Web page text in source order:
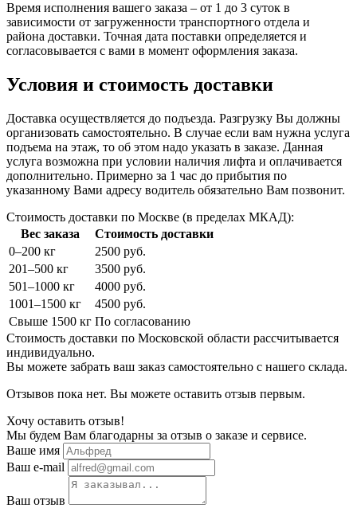
Время исполнения вашего заказа – от 1 до 3 суток в
зависимости от загруженности транспортного отдела и
района доставки. Точная дата поставки определяется и
согласовывается с вами в момент оформления заказа.
Условия и стоимость доставки
Доставка осуществляется до подъезда. Разгрузку Вы должны
организовать самостоятельно. В случае если вам нужна услуга
подъема на этаж, то об этом надо указать в заказе. Данная
услуга возможна при условии наличия лифта и оплачивается
дополнительно. Примерно за 1 час до прибытия по
указанному Вами адресу водитель обязательно Вам позвонит.
Стоимость доставки по Москве (в пределах МКАД):
Вес заказа
Стоимость доставки
0–200 кг
2500 руб.
201–500 кг
3500 руб.
501–1000 кг
4000 руб.
1001–1500 кг
4500 руб.
Свыше 1500 кг По согласованию
Стоимость доставки по Московской области рассчитывается
индивидуально.
Вы можете забрать ваш заказ самостоятельно с нашего склада.
Отзывов пока нет. Вы можете оставить отзыв первым.
Хочу оставить отзыв!
Мы будем Вам благодарны за отзыв о заказе и сервисе.
Ваше имя
Ваш e-mail
Ваш отзыв